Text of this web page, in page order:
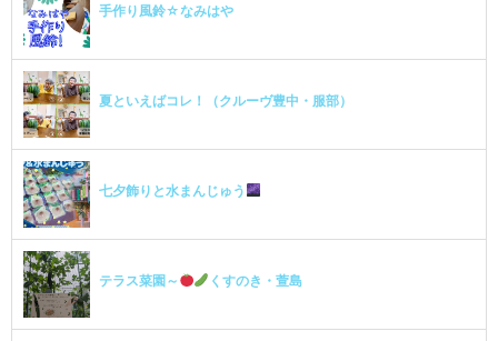
手作り風鈴☆なみはや
夏といえばコレ！（クルーヴ豊中・服部）
七夕飾りと水まんじゅう
テラス菜園～ くすのき・萱島